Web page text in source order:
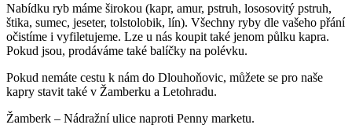
Nabídku ryb máme širokou (kapr, amur, pstruh, lososovitý pstruh,
štika, sumec, jeseter, tolstolobik, lín). Všechny ryby dle vašeho přání
očistíme i vyfiletujeme. Lze u nás koupit také jenom půlku kapra.
Pokud jsou, prodáváme také balíčky na polévku.
Pokud nemáte cestu k nám do Dlouhoňovic, můžete se pro naše
kapry stavit také v Žamberku a Letohradu.
Žamberk – Nádražní ulice naproti Penny marketu.